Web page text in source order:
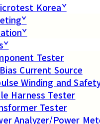
Koreaˇ
Tester
Current Source
Winding and
Harness Tester
Tester
Analyzer/Power